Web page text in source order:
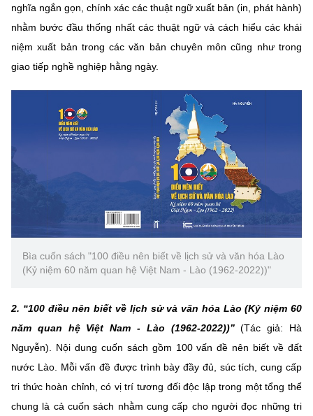
©2026 Bản quyền thuộc Bộ Khoa Học và Công Nghệ
(Ghi rõ nguồn "https://mst.gov.vn" khi phát hành lại thông tin từ
nghĩa ngắn gọn, chính xác các thuật ngữ xuất bản (in, phát hành)
nhằm bước đầu thống nhất các thuật ngữ và cách hiểu các khái
niệm xuất bản trong các văn bản chuyên môn cũng như trong
giao tiếp nghề nghiệp hằng ngày.
Bìa cuốn sách "100 điều nên biết về lịch sử và văn hóa Lào
(Kỷ niệm 60 năm quan hệ Việt Nam - Lào (1962-2022))"
2. “100 điều nên biết về lịch sử và văn hóa Lào (Kỷ niệm 60
năm quan hệ Việt Nam - Lào (1962-2022))”(Tác giả: Hà
Nguyễn). Nội dung cuốn sách gồm 100 vấn đề nên biết về đất
nước Lào. Mỗi vấn đề được trình bày đầy đủ, súc tích, cung cấp
tri thức hoàn chỉnh, có vị trí tương đối độc lập trong một tổng thể
chung là cả cuốn sách nhằm cung cấp cho người đọc những tri